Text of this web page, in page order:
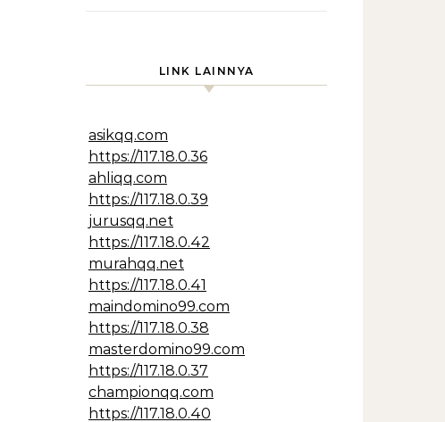
LINK LAINNYA
asikqq.com
https://117.18.0.36
ahliqq.com
https://117.18.0.39
jurusqq.net
https://117.18.0.42
murahqq.net
https://117.18.0.41
maindomino99.com
https://117.18.0.38
masterdomino99.com
https://117.18.0.37
championqq.com
https://117.18.0.40